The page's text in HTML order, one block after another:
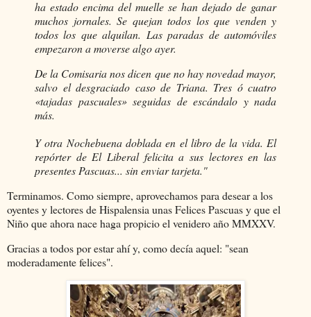
ha estado encima del muelle se han dejado de ganar
muchos jornales. Se quejan todos los que venden y
todos los que alquilan. Las paradas de automóviles
empezaron a moverse algo ayer.
De la Comisaria nos dicen que no hay novedad mayor,
salvo el desgraciado caso de Triana. Tres ó cuatro
«tajadas pascuales» seguidas de escándalo y nada
más.
Y otra Nochebuena doblada en el libro de la vida. El
repórter de El Liberal felicita a sus lectores en las
presentes Pascuas... sin enviar tarjeta."
Terminamos. Como siempre, aprovechamos para desear a los
oyentes y lectores de Hispalensia unas Felices Pascuas y que el
Niño que ahora nace haga propicio el venidero año MMXXV.
Gracias a todos por estar ahí y, como decía aquel: "sean
moderadamente felices".